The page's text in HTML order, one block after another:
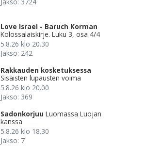
Jakso: 3724
Love Israel - Baruch Korman
Kolossalaiskirje. Luku 3, osa 4/4
5.8.26 klo 20.30
Jakso: 242
Rakkauden kosketuksessa
Sisäisten lupausten voima
5.8.26 klo 20.00
Jakso: 369
Sadonkorjuu Luomassa Luojan
kanssa
5.8.26 klo 18.30
Jakso: 7